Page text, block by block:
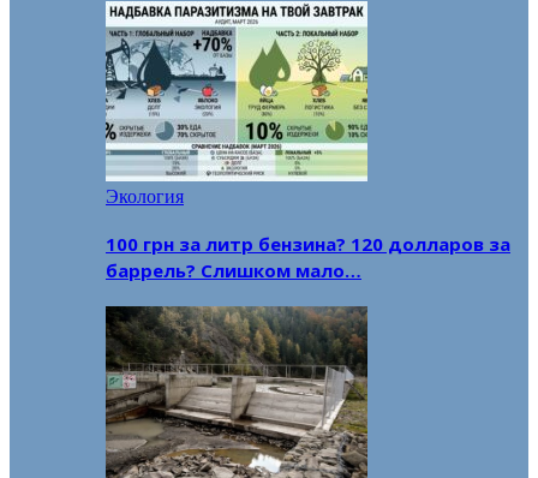
Экология
100 грн за литр бензина? 120 долларов за
баррель? Слишком мало…